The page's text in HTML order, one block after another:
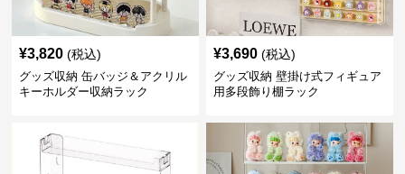
¥3,820 (税込)
グッズ収納 缶バッジ＆アクリル
キーホルダー収納ラック
¥3,690 (税込)
グッズ収納 壁掛け式フィギュア
用多段飾り棚ラック